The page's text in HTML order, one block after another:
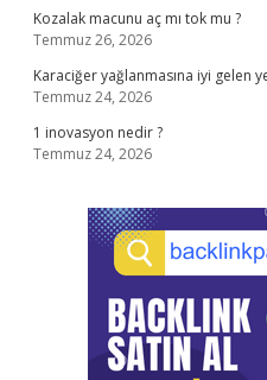
Kozalak macunu aç mı tok mu ?
Temmuz 26, 2026
Karaciğer yağlanmasına iyi gelen
Temmuz 24, 2026
1 inovasyon nedir ?
Temmuz 24, 2026